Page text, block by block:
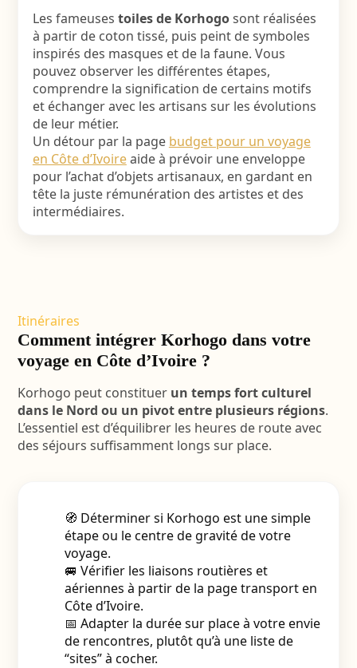
Les fameuses toiles de Korhogosont réalisées
à partir de coton tissé, puis peint de symboles
inspirés des masques et de la faune. Vous
pouvez observer les différentes étapes,
comprendre la signification de certains motifs
et échanger avec les artisans sur les évolutions
de leur métier.
Un détour par la page budget pour un voyage
en Côte d’Ivoireaide à prévoir une enveloppe
pour l’achat d’objets artisanaux, en gardant en
tête la juste rémunération des artistes et des
intermédiaires.
Itinéraires
Comment intégrer Korhogo dans votre
voyage en Côte d’Ivoire ?
Korhogo peut constituer un temps fort culturel
dans le Nord ou un pivot entre plusieurs régions.
L’essentiel est d’équilibrer les heures de route avec
des séjours suffisamment longs sur place.
🧭 Déterminer si Korhogo est une simple
étape ou le centre de gravité de votre
voyage.
🚐 Vérifier les liaisons routières et
aériennes à partir de la page transport en
Côte d’Ivoire.
📅 Adapter la durée sur place à votre envie
de rencontres, plutôt qu’à une liste de
“sites” à cocher.